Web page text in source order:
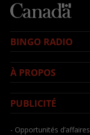
BINGO RADIO
À PROPOS
PUBLICITÉ
- Opportunités d’affaires